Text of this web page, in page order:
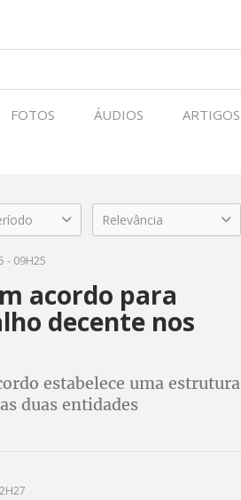
FOTOS ÁUDIOS ARTIGOS
Relevância
- 09H25
acordo para
decente nos
estabelece uma estrutura
duas entidades